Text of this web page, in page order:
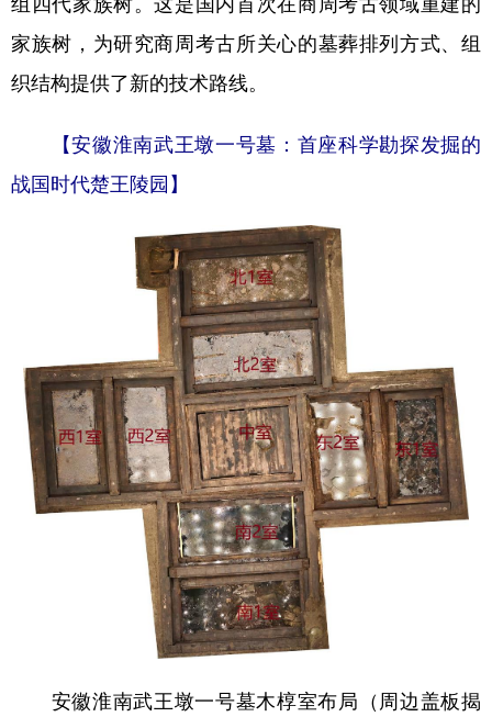
家族树，为研究商周考古所关心的墓葬排列方式、组
织结构提供了新的技术路线。
【安徽淮南武王墩一号墓：首座科学勘探发掘的
战国时代楚王陵园】
安徽淮南武王墩一号墓木椁室布局（周边盖板揭